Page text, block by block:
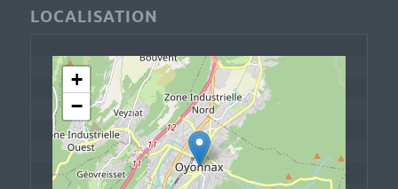
LOCALISATION
+
−